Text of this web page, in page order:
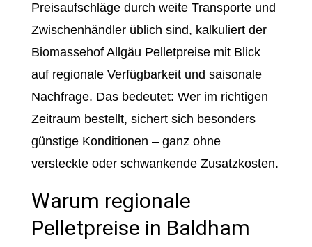
Preisaufschläge durch weite Transporte und
Zwischenhändler üblich sind, kalkuliert der
Biomassehof Allgäu Pelletpreise mit Blick
auf regionale Verfügbarkeit und saisonale
Nachfrage. Das bedeutet: Wer im richtigen
Zeitraum bestellt, sichert sich besonders
günstige Konditionen – ganz ohne
versteckte oder schwankende Zusatzkosten.
Warum regionale
Pelletpreise in Baldham